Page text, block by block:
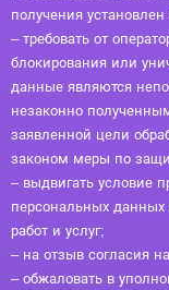
получения
– требовать от
блокирования или
данные являются
незаконно
заявленной цели
законом меры по
– выдвигать условие
персональных
работ и услуг;
– на отзыв согласия
– обжаловать в